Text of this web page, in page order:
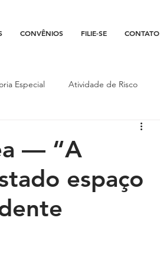
CONVÊNIOS FILIE-SE CONTATO
Especial Atividade de Risco
Justiça Federal
— “A
espaço